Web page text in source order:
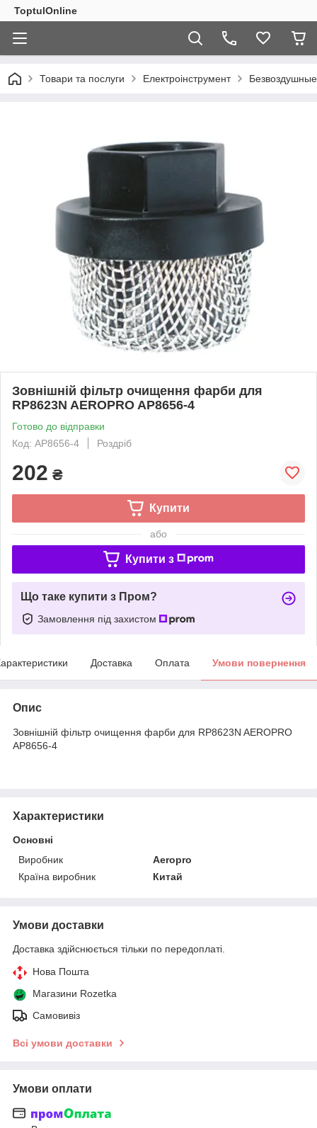
ToptulOnline
Товари та послуги Електроінструмент
Зовнішній фільтр очищення фарби для
RP8623N AEROPRO AP8656-4
Готово до відправки
Код: AP8656-4
Роздріб
202 ₴
Купити
або
Купити з
Що таке купити з Пром?
Замовлення під захистом
Доставка Оплата Умови повернення
Опис
Зовнішній фільтр очищення фарби для RP8623N AEROPRO
AP8656-4
Характеристики
Основні
Виробник
Aeropro
Країна виробник
Китай
Умови доставки
Доставка здійснюється тільки по передоплаті.
Нова Пошта
Магазини Rozetka
Самовивіз
Всі умови доставки
Умови оплати